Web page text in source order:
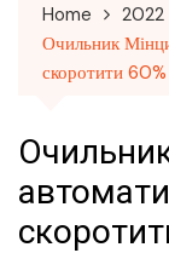
Home 2022
Очильник
скоротити 60%